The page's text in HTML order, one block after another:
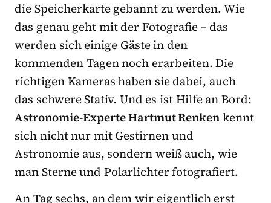
die Speicherkarte gebannt zu werden. Wie
das genau geht mit der Fotografie – das
werden sich einige Gäste in den
kommenden Tagen noch erarbeiten. Die
richtigen Kameras haben sie dabei, auch
das schwere Stativ. Und es ist Hilfe an Bord:
Astronomie-Experte Hartmut Renkenkennt
sich nicht nur mit Gestirnen und
Astronomie aus, sondern weiß auch, wie
man Sterne und Polarlichter fotografiert.
An Tag sechs, an dem wir eigentlich erst